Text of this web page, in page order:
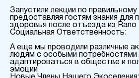
Запустили лекции по правильному
предоставляя гостям знания для
здоровья после отъезда из Rano
Социальная Ответственность:
А еще мы проводили различные
людям с особыми потребностями
адаптироваться в обществе и
эмоции